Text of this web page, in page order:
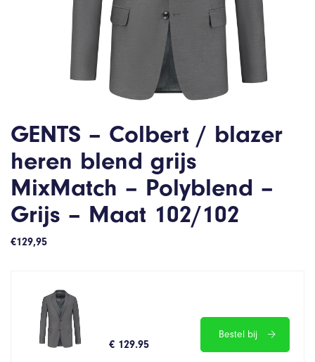
GENTS – Colbert / blazer
heren blend grijs
MixMatch – Polyblend –
Grijs – Maat 102/102
€129,95
€ 129.95
Bestel bij